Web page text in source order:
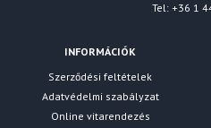
Tel: +36 1
INFORMÁCIÓK
Szerződési feltételek
Adatvédelmi szabályzat
Online vitarendezés